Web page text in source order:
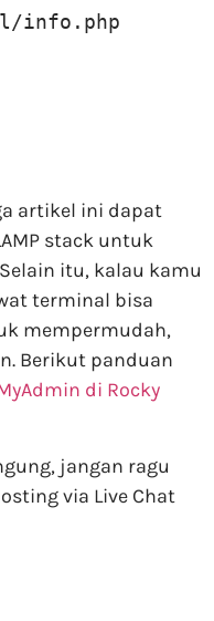
info.php
artikel ini dapat
stack untuk
itu, kalau kamu
terminal bisa
mempermudah,
Berikut panduan
di Rocky
jangan ragu
via Live Chat